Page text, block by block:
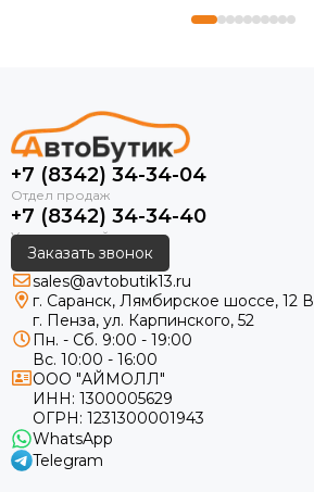
+7 (8342) 34-34-04
+7 (8342) 34-34-40
Заказать звонок
sales@avtobutik13.ru
г. Саранск, Лямбирское шоссе, 12 В
г. Пенза, ул. Карпинского, 52
Пн. - Сб. 9:00 - 19:00
Вс. 10:00 - 16:00
ООО "АЙМОЛЛ"
ИНН: 1300005629
ОГРН: 1231300001943
WhatsApp
Telegram